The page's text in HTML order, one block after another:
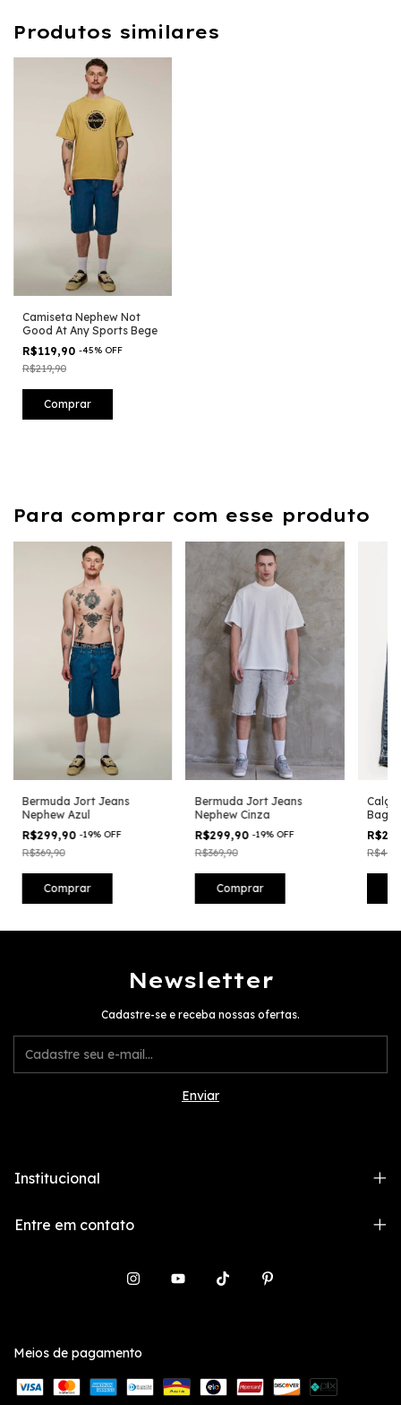
Produtos similares
Camiseta Nephew Not
Good At Any Sports Bege
R$119,90 -45% OFF
R$219,90
Comprar
Para comprar com esse produto
Bermuda Jort Jeans
Nephew Azul
R$299,90-19% OFF
R$369,90
Comprar
Bermuda Jort Jeans
Nephew Cinza
R$299,90-19% OFF
R$369,90
Comprar
Calça
Newsletter
Cadastre-se e receba nossas ofertas.
Institucional
Entre em contato
Meios de pagamento